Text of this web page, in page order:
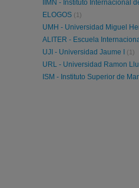
ELOGOS (1)
UJI - Universidad Jaume I (1)
URL - Universidad Ramon Llull